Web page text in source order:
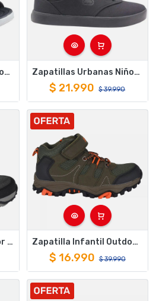
Sandalias Urbanas Niños Skechers Microspec-Splash Negro Zapatillas Urbanas Niños Ecko Negro
$ 21.990 $39.990
Zapatillas Niña Outdoor Spalding ZNO5228 Gris Morado Zapatilla Infantil Outdoor Spalding ZNC1006 Verde
$ 16.990 $39.990